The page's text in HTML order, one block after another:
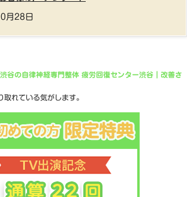
月28日
渋谷の自律神経専門整体 疲労回復センター渋谷｜改善さ
れている気がします。